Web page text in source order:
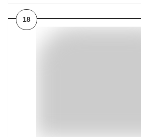
18